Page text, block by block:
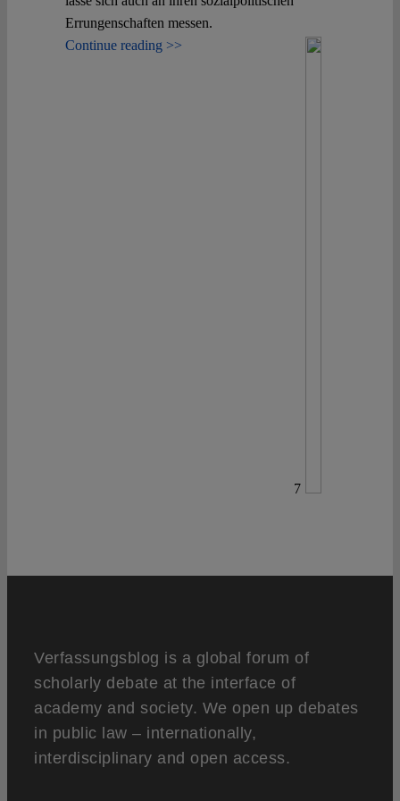
Errungenschaften messen.
Continue reading >>
7
Verfassungsblog is a global forum of
scholarly debate at the interface of
academy and society. We open up debates
in public law – internationally,
interdisciplinary and open access.